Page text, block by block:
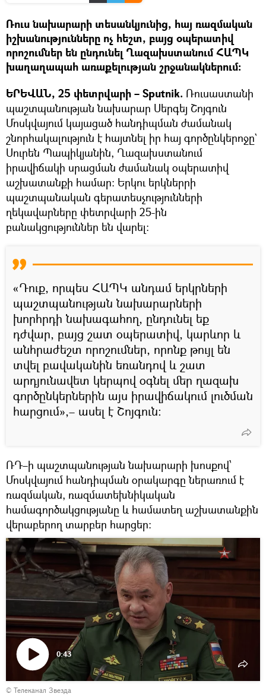
Ռուս նախարարի տեսանկյունից, հայ ռազմական
իշխանությունները ոչ հեշտ, բայց օպերատիվ
որոշումներ են ընդունել Ղազախստանում ՀԱՊԿ
խաղաղապահ առաքելության շրջանակներում:
ԵՐԵՎԱՆ, 25 փետրվարի – Sputnik. Ռուսաստանի
պաշտպանության նախարար Սերգեյ Շոյգուն
Մոսկվայում կայացած հանդիպման ժամանակ
շնորհակալություն է հայտնել իր հայ գործընկերոջը`
Սուրեն Պապիկյանին, Ղազախստանում
իրավիճակի սրացման ժամանակ օպերատիվ
աշխատանքի համար: Երկու երկներրի
պաշտպանական գերատեսչությունների
ղեկավարները փետրվարի 25-ին
բանակցություններ են վարել։
«Դուք, որպես ՀԱՊԿ անդամ երկրների
պաշտպանության նախարարների
խորհրդի նախագահող, ընդունել եք
դժվար, բայց շատ օպերատիվ, կարևոր և
անհրաժեշտ որոշումներ, որոնք թույլ են
տվել բավականին եռանդով և շատ
արդյունավետ կերպով օգնել մեր ղազախ
գործընկերներին այս իրավիճակում լուծման
հարցում»,– ասել է Շոյգուն։
ՌԴ–ի պաշտպանության նախարարի խոսքով՝
Մոսկվայում հանդիպման օրակարգը ներառում է
ռազմական, ռազմատեխնիկական
համագործակցությանը և համատեղ աշխատանքին
վերաբերող տարբեր հարցեր:
Դիտել
տեսանյութը
0:43
© Телеканал Звезда